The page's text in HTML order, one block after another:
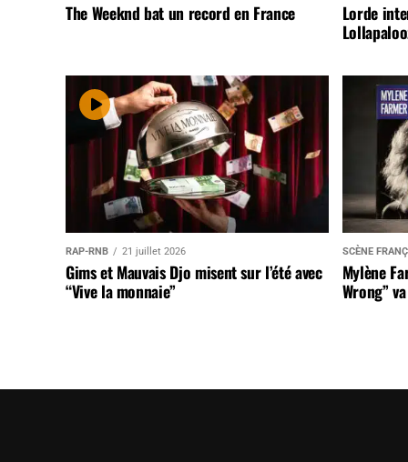
The Weeknd bat un record en France
Lorde
RAP-RNB 21 juillet 2026
Gims et Mauvais Djo misent sur l’été avec
“Vive la monnaie”
SCÈNE
Mylène
Wrong”